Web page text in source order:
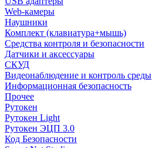
Web-камеры
Наушники
Комплект (клавиатура+мышь)
Средства контроля и безопасности
Датчики и аксессуары
СКУД
Видеонаблюдение и контроль среды
Информационная безопасность
Прочее
Рутокен
Рутокен Light
Рутокен ЭЦП 3.0
Код Безопасности